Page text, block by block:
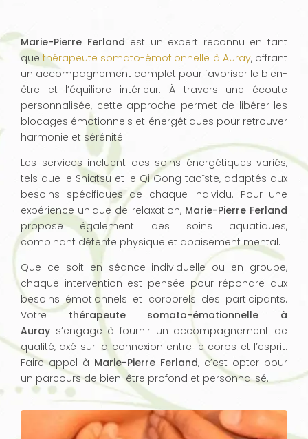
Marie-Pierre Ferland est un expert reconnu en tant
quethérapeute somato-émotionnelle à Auray, offrant
un accompagnement complet pour favoriser le bien-
être et l’équilibre intérieur. À travers une écoute
personnalisée, cette approche permet de libérer les
blocages émotionnels et énergétiques pour retrouver
harmonie et sérénité.
Les services incluent des soins énergétiques variés,
tels que le Shiatsu et le Qi Gong taoïste, adaptés aux
besoins spécifiques de chaque individu. Pour une
expérience unique de relaxation, Marie-Pierre Ferland
propose également des soins aquatiques,
combinant détente physique et apaisement mental.
Que ce soit en séance individuelle ou en groupe,
chaque intervention est pensée pour répondre aux
besoins émotionnels et corporels des participants.
Votre thérapeute somato-émotionnelle à
Auray s’engage à fournir un accompagnement de
qualité, axé sur la connexion entre le corps et l’esprit.
Faire appel à Marie-Pierre Ferland, c’est opter pour
un parcours de bien-être profond et personnalisé.